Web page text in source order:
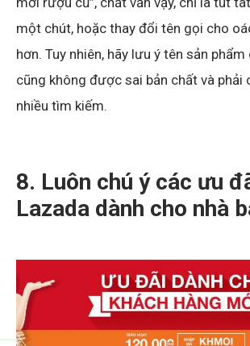
một chút, hoặc thay đổi tên gọi cho
hơn. Tuy nhiên, hãy lưu ý tên sản
cũng không được sai bản chất và phải
nhiều tìm kiếm.
8. Luôn chú ý các ưu
Lazada dành cho nhà